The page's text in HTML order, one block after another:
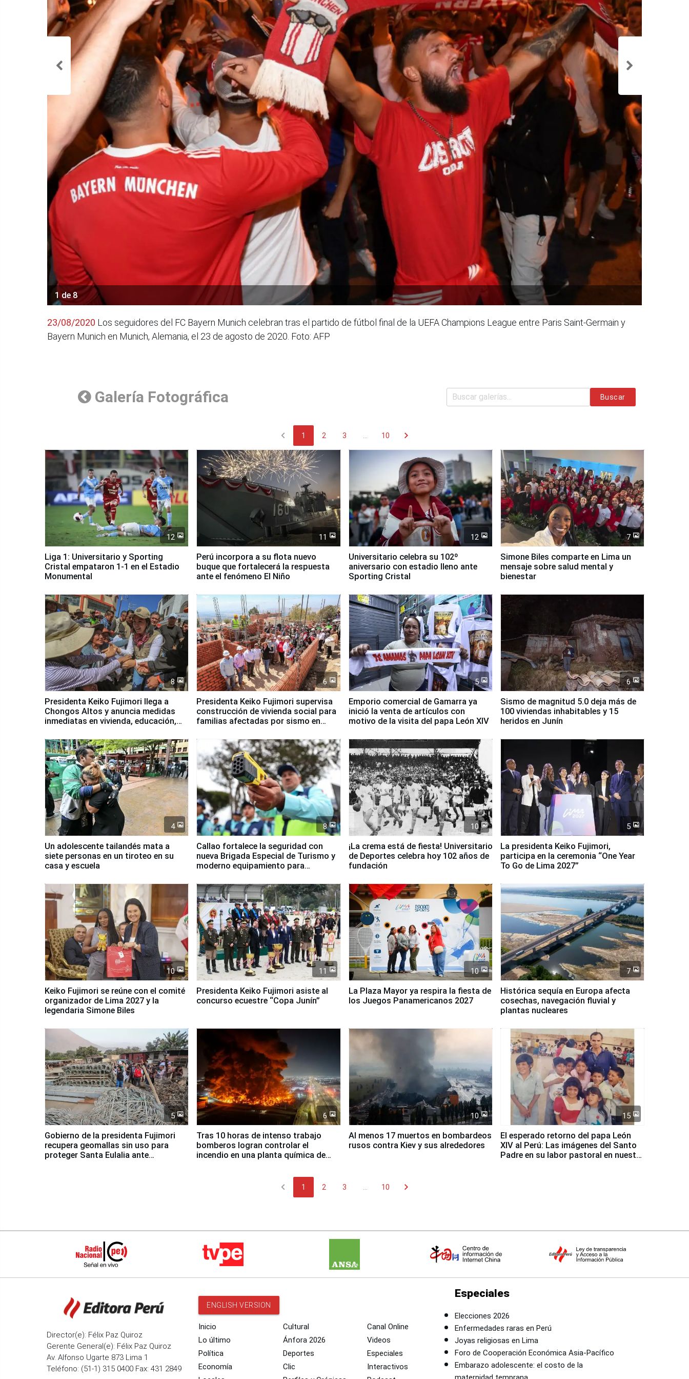
1 de 8
23/08/2020 Los seguidores del FC Bayern Munich celebran tras el partido de fútbol final de la UEFA Champions League entre Paris Saint-Germain y
Bayern Munich en Munich, Alemania, el 23 de agosto de 2020. Foto: AFP
Galería Fotográfica Buscar
chevron_left 1 2 3 10 chevron_right
12
Liga 1: Universitario y Sporting
Cristal empataron 1-1 en el Estadio
Monumental
11
Perú incorpora a su flota nuevo
buque que fortalecerá la respuesta
ante el fenómeno El Niño
12
Universitario celebra su 102º
aniversario con estadio lleno ante
Sporting Cristal
7
Simone Biles comparte en Lima un
mensaje sobre salud mental y
bienestar
8
Presidenta Keiko Fujimori llega a
Chongos Altos y anuncia medidas
inmediatas en vivienda, educación,
6
Presidenta Keiko Fujimori supervisa
construcción de vivienda social para
familias afectadas por sismo en
5
Emporio comercial de Gamarra ya
inició la venta de artículos con
motivo de la visita del papa León XIV
6
Sismo de magnitud 5.0 deja más de
100 viviendas inhabitables y 15
heridos en Junín
4
Un adolescente tailandés mata a
siete personas en un tiroteo en su
casa y escuela
8
Callao fortalece la seguridad con
nueva Brigada Especial de Turismo y
moderno equipamiento para
10
¡La crema está de fiesta! Universitario
de Deportes celebra hoy 102 años de
fundación
5
La presidenta Keiko Fujimori,
participa en la ceremonia “One Year
To Go de Lima 2027”
10
Keiko Fujimori se reúne con el comité
organizador de Lima 2027 y la
legendaria Simone Biles
11
Presidenta Keiko Fujimori asiste al
concurso ecuestre “Copa Junín”
10
La Plaza Mayor ya respira la fiesta de
los Juegos Panamericanos 2027
7
Histórica sequía en Europa afecta
cosechas, navegación fluvial y
plantas nucleares
5
Gobierno de la presidenta Fujimori
recupera geomallas sin uso para
proteger Santa Eulalia ante
6
Tras 10 horas de intenso trabajo
bomberos logran controlar el
incendio en una planta química de
10
Al menos 17 muertos en bombardeos
rusos contra Kiev y sus alrededores
15
El esperado retorno del papa León
XIV al Perú: Las imágenes del Santo
Padre en su labor pastoral en nuestro
chevron_left 1 2 3 10 chevron_right
Director(e): Félix Paz Quiroz
Gerente General(e): Félix Paz Quiroz
Av. Alfonso Ugarte 873 Lima 1
Teléfono: (51-1) 315 0400 Fax: 431 2849
ENGLISH VERSION
Inicio
Lo último
Política
Economía
Cultural
Ánfora 2026
Deportes
Clic
Canal Online
Videos
Especiales
Interactivos
Especiales
Elecciones 2026
Enfermedades raras en Perú
Joyas religiosas en Lima
Foro de Cooperación Económica Asia-Pacífico
Embarazo adolescente: el costo de la